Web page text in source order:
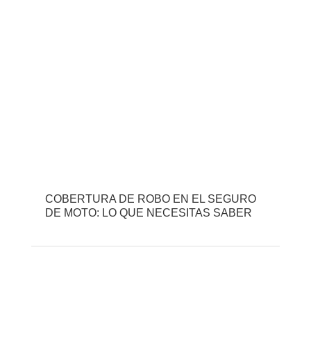
COBERTURA DE ROBO EN EL SEGURO
DE MOTO: LO QUE NECESITAS SABER